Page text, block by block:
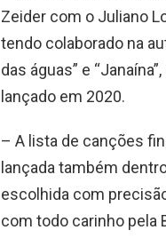
Zeider com o Juliano
tendo colaborado na
das águas” e
lançado em 2020.
– A lista de canções
lançada também
escolhida com
com todo carinho pela